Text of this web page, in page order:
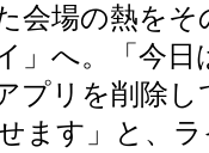
会場の熱を
」へ。「今
プリを削除
ます」と、